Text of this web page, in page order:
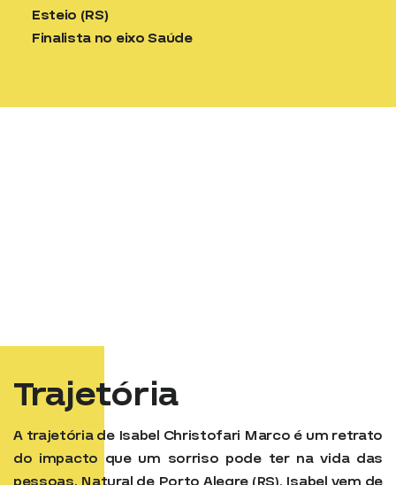
Esteio (RS)
Finalista no eixo Saúde
Trajetória
A trajetória de Isabel Christofari Marco é um retrato
do impacto que um sorriso pode ter na vida das